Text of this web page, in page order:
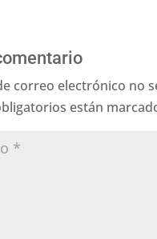
correo electrónico no
están